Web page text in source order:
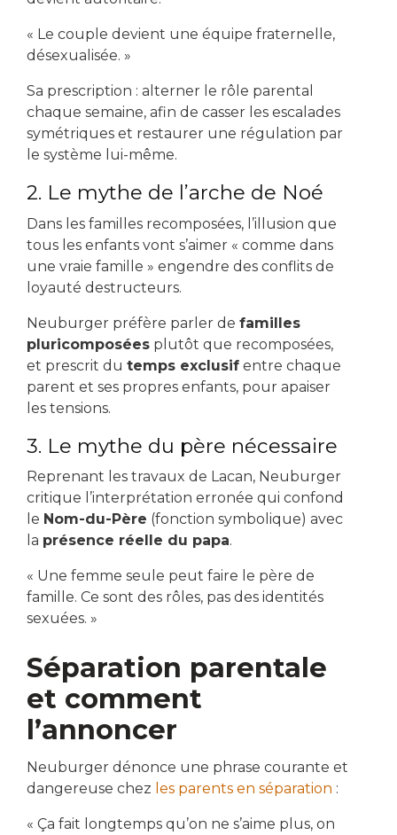
« Le couple devient une équipe fraternelle,
désexualisée. »
Sa prescription : alterner le rôle parental
chaque semaine, afin de casser les escalades
symétriques et restaurer une régulation par
le système lui-même.
2. Le mythe de l’arche de Noé
Dans les familles recomposées, l’illusion que
tous les enfants vont s’aimer « comme dans
une vraie famille » engendre des conflits de
loyauté destructeurs.
Neuburger préfère parler de familles
pluricomposées plutôt que recomposées,
et prescrit du temps exclusif entre chaque
parent et ses propres enfants, pour apaiser
les tensions.
3. Le mythe du père nécessaire
Reprenant les travaux de Lacan, Neuburger
critique l’interprétation erronée qui confond
le Nom-du-Père (fonction symbolique) avec
la présence réelle du papa.
« Une femme seule peut faire le père de
famille. Ce sont des rôles, pas des identités
sexuées. »
Séparation parentale
et comment
l’annoncer
Neuburger dénonce une phrase courante et
dangereuse chez les parents en séparation :
« Ça fait longtemps qu’on ne s’aime plus, on